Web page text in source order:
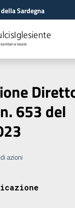
Sardegna
locale
653 del
azioni